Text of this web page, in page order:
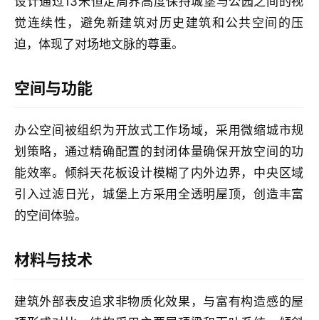
与
景
观
筑
专
教
极
工
作
登录 注册
觉连续性，避免新建筑对历史建筑和公共空间的压
迫，体现了对场地文脉的尊重。
空间与功能
办公空间被组织为开放式工作场域，采用微缩城市规
划策略，通过精确配置的封闭体量确保开放空间的功
能效率。倾斜天花板设计模糊了内外边界，中央区域
引入过滤日光，城堡上方采用全透明屋顶，创造丰富
的空间体验。
材料与技术
建筑外部表皮追求非物质化效果，与富有构造感的屋